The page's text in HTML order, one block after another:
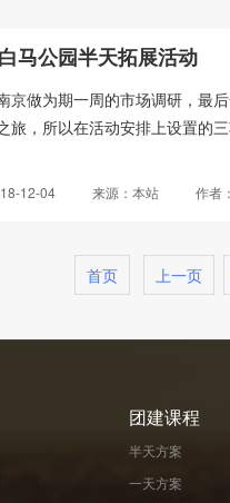
马公园半天拓展活动
京做为期一周的市场调研，最
旅，所以在活动安排上设置的
12-04 来源：本站 作者
首页 上一页
团建课程
半天方案
一天方案